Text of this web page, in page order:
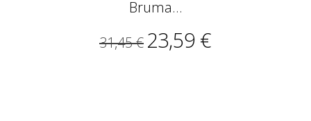
Bruma...
31,45 € 23,59 €